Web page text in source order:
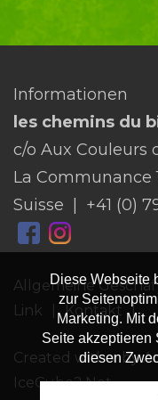
Informationen
les chemins du
c/o Aux Couleurs
La Communance
Suisse
+41 (0)
Allgemeine
Link
Kontakt
Created with♥by
IceCube2.Net
Diese Webseite
zur
Marketing. Mit
Seite akzeptieren
diesen